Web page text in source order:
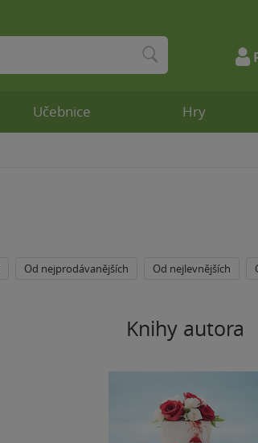
Od nejprodávanějších Od nejlevnějších
Knihy autora
Učebnice Hry